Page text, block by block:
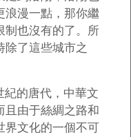
浪漫一點，那你繼
制也沒有的了。所
除了這些城市之
紀的唐代，中華文
且由于絲綢之路和
界文化的一個不可